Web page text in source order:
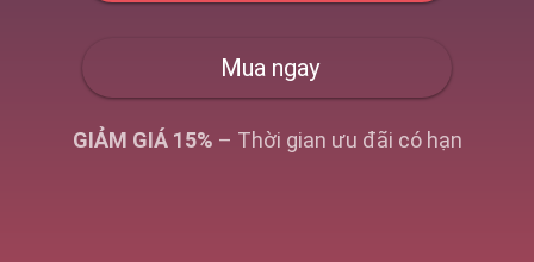
Mua ngay
GIẢM GIÁ 15% – Thời gian ưu đãi có hạn